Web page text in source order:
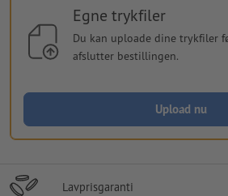
Egne trykfiler
Du kan uploade dine trykfiler
afslutter bestillingen.
Upload nu
Lavprisgaranti